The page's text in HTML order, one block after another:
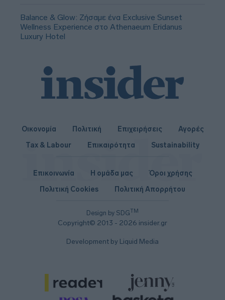
Balance & Glow: Ζήσαμε ένα Exclusive Sunset
Wellness Experience στο Athenaeum Eridanus
Luxury Hotel
Οικονομία Πολιτική Επιχειρήσεις
Αγορές
Tax & Labour
Επικαιρότητα Sustainability
Design by SDGTM
Copyright© 2013 - 2026 insider.gr
Επικοινωνία Η ομάδα μας
Όροι χρήσης
Πολιτική Cookies
Πολιτική Απορρήτου
Development by Liquid Media